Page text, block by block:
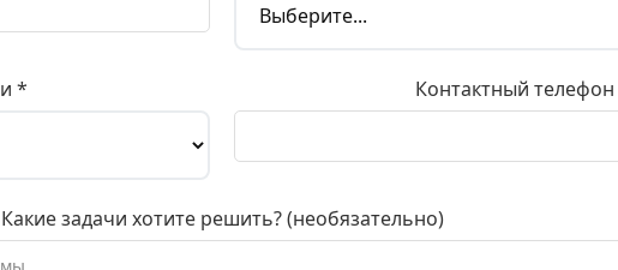
* Контактный
Какие задачи хотите решить? (необязательно)